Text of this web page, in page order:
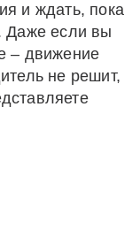
и ждать, пока
Даже если вы
– движение
не решит,